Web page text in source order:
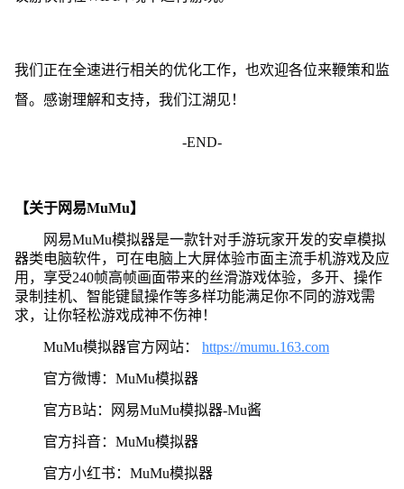
我们正在全速进行相关的优化工作，也欢迎各位来鞭策和监
督。感谢理解和支持，我们江湖见！
-END-
【关于网易MuMu】
网易MuMu模拟器是一款针对手游玩家开发的安卓模拟
器类电脑软件，可在电脑上大屏体验市面主流手机游戏及应
用，享受240帧高帧画面带来的丝滑游戏体验，多开、操作
录制挂机、智能键鼠操作等多样功能满足你不同的游戏需
求，让你轻松游戏成神不伤神！
MuMu模拟器官方网站： https://mumu.163.com
官方微博：MuMu模拟器
官方B站：网易MuMu模拟器-Mu酱
官方抖音：MuMu模拟器
官方小红书：MuMu模拟器